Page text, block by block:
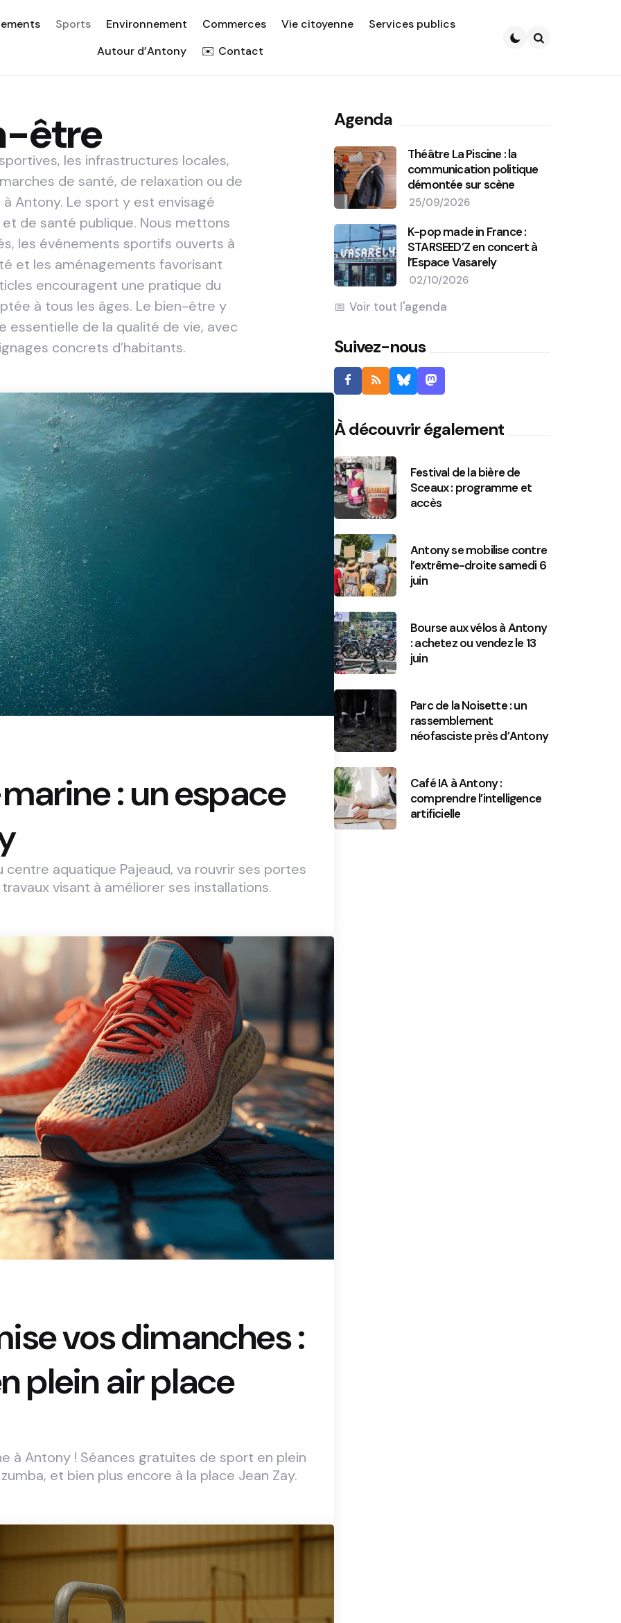
Sports Environnement Commerces Vie citoyenne
Services publics
Autour d’Antony
Contact
être
les infrastructures locales,
de santé, de relaxation ou de
Antony. Le sport y est envisagé
de santé publique. Nous mettons
les événements sportifs ouverts à
et les aménagements favorisant
encouragent une pratique du
à tous les âges. Le bien-être y
de la qualité de vie, avec
concrets d’habitants.
: un espace
aquatique Pajeaud, va rouvrir ses portes
visant à améliorer ses installations.
vos dimanches :
plein air place
à Antony ! Séances gratuites de sport en plein
et bien plus encore à la place Jean Zay.
Agenda
Théâtre La Piscine : la
communication politique
démontée sur scène
25/09/2026
K-pop made in France :
STARSEED’Z en concert à
l’Espace Vasarely
02/10/2026
Voir tout l'agenda
Suivez-nous
À découvrir également
Festival de la bière de
Sceaux : programme et
accès
Antony se mobilise contre
l’extrême-droite samedi 6
juin
Bourse aux vélos à Antony
: achetez ou vendez le 13
juin
Parc de la Noisette : un
rassemblement
néofasciste près d’Antony
Café IA à Antony :
comprendre l’intelligence
artificielle